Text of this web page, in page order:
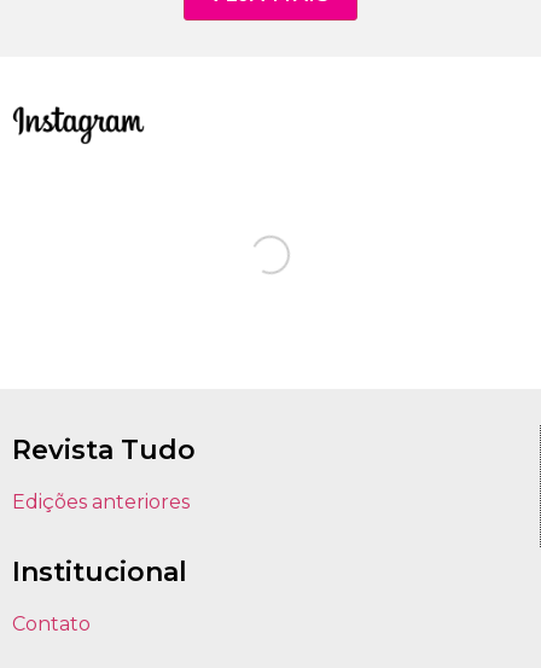
Revista Tudo
Edições anteriores
Institucional
Contato